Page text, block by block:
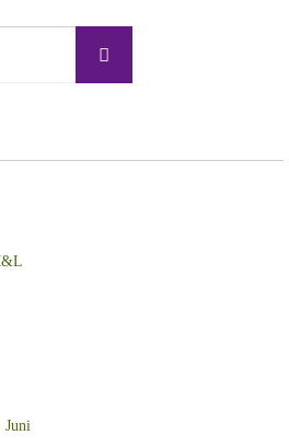
Suchen
Juni